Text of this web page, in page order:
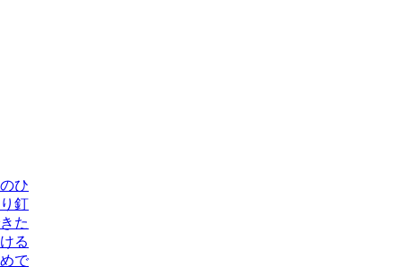
ひ
釘
た
る
で